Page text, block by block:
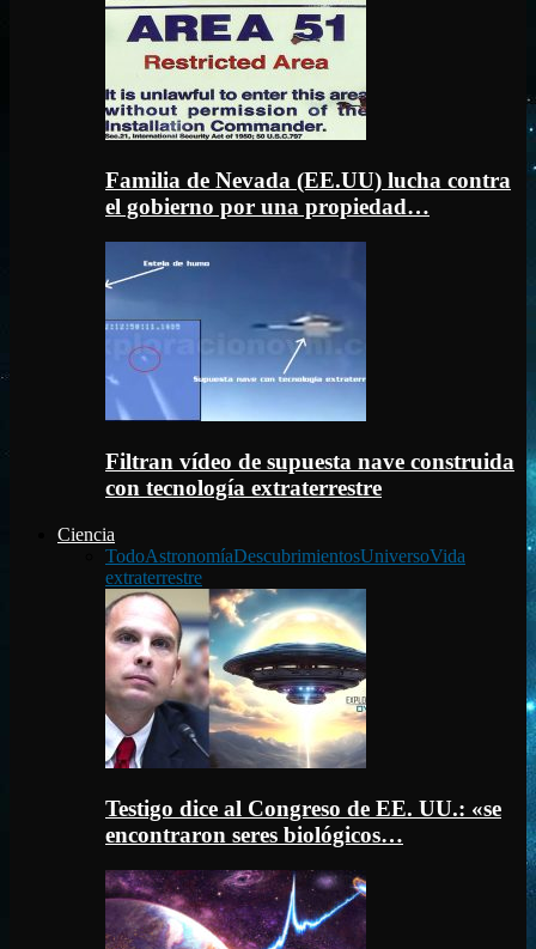
Familia de Nevada (EE.UU) lucha contra
el gobierno por una propiedad…
Filtran vídeo de supuesta nave construida
con tecnología extraterrestre
Ciencia
TodoAstronomíaDescubrimientosUniversoVida
extraterrestre
Testigo dice al Congreso de EE. UU.: «se
encontraron seres biológicos…